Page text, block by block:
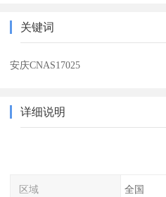
关键词
安庆CNAS17025
详细说明
区域 全国